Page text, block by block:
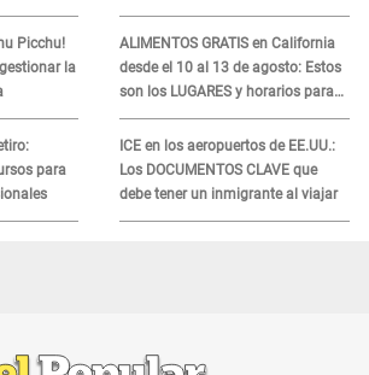
Picchu!
la
para
ALIMENTOS GRATIS en California
desde el 10 al 13 de agosto: Estos
son los LUGARES y horarios para
recibir la ayuda
ICE en los aeropuertos de EE.UU.:
Los DOCUMENTOS CLAVE que
debe tener un inmigrante al viajar